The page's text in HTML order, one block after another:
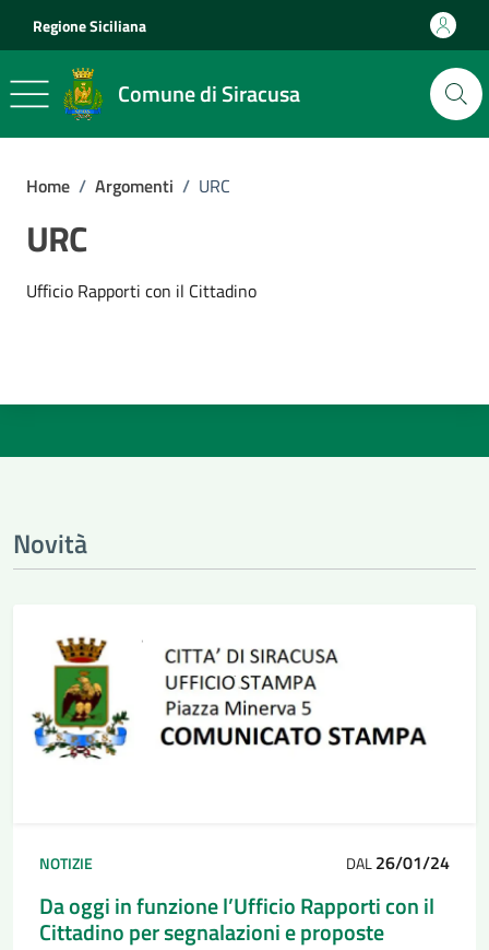
Regione Siciliana
Comune di Siracusa
Home / Argomenti / URC
URC
Dettagli dell'argomento
Ufficio Rapporti con il Cittadino
Novità
NOTIZIE DAL26/01/24
Da oggi in funzione l’Ufficio Rapporti con il
Cittadino per segnalazioni e proposte